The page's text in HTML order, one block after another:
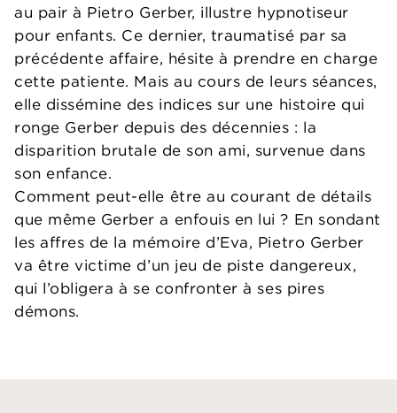
au pair à Pietro Gerber, illustre hypnotiseur
pour enfants. Ce dernier, traumatisé par sa
précédente affaire, hésite à prendre en charge
cette patiente. Mais au cours de leurs séances,
elle dissémine des indices sur une histoire qui
ronge Gerber depuis des décennies : la
disparition brutale de son ami, survenue dans
son enfance.
Comment peut-elle être au courant de détails
que même Gerber a enfouis en lui ? En sondant
les affres de la mémoire d’Eva, Pietro Gerber
va être victime d’un jeu de piste dangereux,
qui l’obligera à se confronter à ses pires
démons.